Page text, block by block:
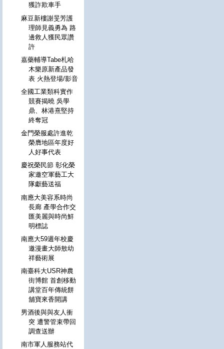
獲詐欺車手
麻豆新樓謝旻芳護
理師見義勇為 路
邊救人獲民眾讚
許
嘉藥輔導Tabe札哈
木樂原新產品發
表 火熱登場/影音
全國工業類科實作
競賽揭曉 吳學
鼎、林港熹堅持
終奪冠
金門榮服處許進乾
榮膺地區年度好
人好事代表
慶祝榮民節 彰化榮
家邀空軍藝工大
隊獻藝送福
南應大美容系時尚
長廊 產學合作交
匯美麗與時尚鮮
明標誌
南應大59週年校慶
邀漫畫大師敖幼
祥藝術展
南臺科大USR神農
街博館 首創移動
講堂百年傳統餅
舖寶來香開講
男酒後與與友人衝
突 遭警管束帶回
調查送辦
南市軍人服務站代